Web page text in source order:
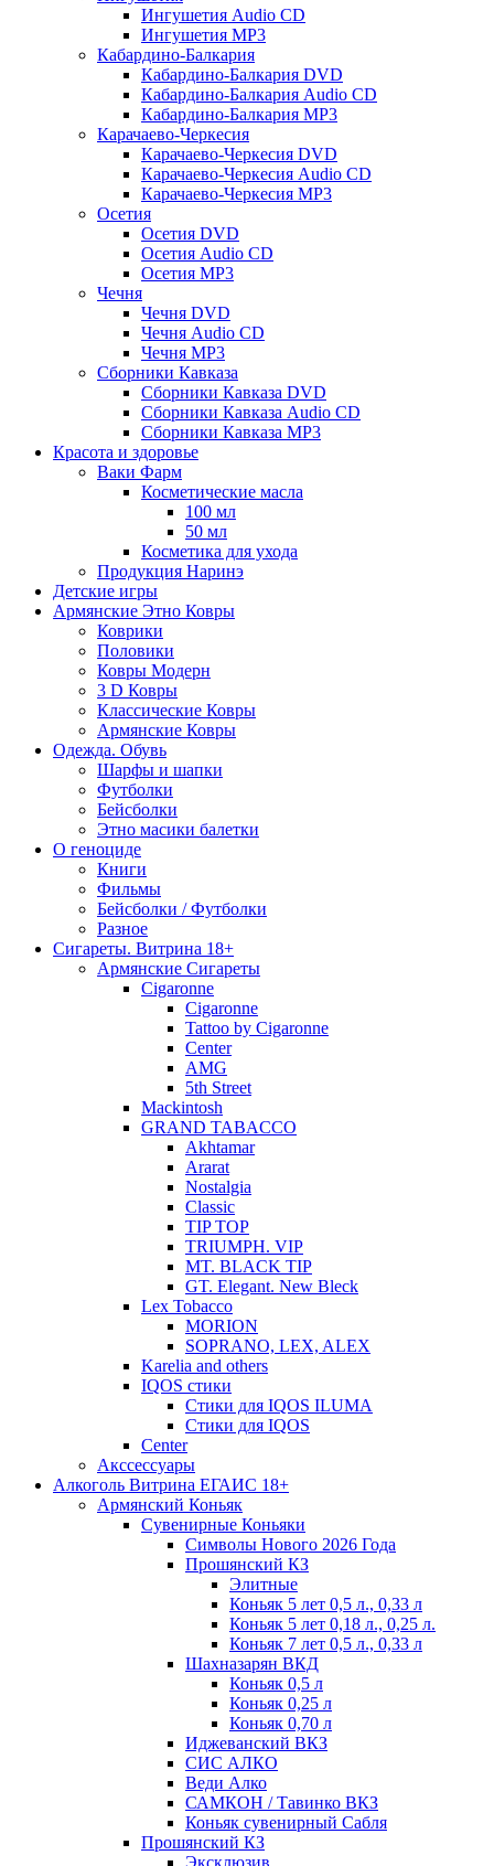
Ингушетия Audio CD
Ингушетия MP3
Кабардино-Балкария
Кабардино-Балкария DVD
Кабардино-Балкария Audio CD
Кабардино-Балкария MP3
Карачаево-Черкесия
Карачаево-Черкесия DVD
Карачаево-Черкесия Audio CD
Карачаево-Черкесия MP3
Осетия
Осетия DVD
Осетия Audio CD
Осетия MP3
Чечня
Чечня DVD
Чечня Audio CD
Чечня MP3
Сборники Кавказа
Сборники Кавказа DVD
Сборники Кавказа Audio CD
Сборники Кавказа MP3
Красота и здоровье
Ваки Фарм
Косметические масла
100 мл
50 мл
Косметика для ухода
Продукция Наринэ
Детские игры
Армянские Этно Ковры
Коврики
Половики
Ковры Модерн
3 D Ковры
Классические Ковры
Армянские Ковры
Одежда. Обувь
Шарфы и шапки
Футболки
Бейсболки
Этно масики балетки
О геноциде
Книги
Фильмы
Бейсболки / Футболки
Разное
Сигареты. Витрина 18+
Армянские Сигареты
Cigaronne
Cigaronne
Tattoo by Cigaronne
Center
AMG
5th Street
Mackintosh
GRAND TABACCO
Akhtamar
Ararat
Nostalgia
Classic
TIP TOP
TRIUMPH. VIP
MT. BLACK TIP
GT. Elegant. New Bleck
Lex Tobacco
MORION
SOPRANO, LEX, ALEX
Karelia and others
IQOS стики
Стики для IQOS ILUMA
Стики для IQOS
Сenter
Акссессуары
Алкоголь Витрина ЕГАИС 18+
Армянский Коньяк
Сувенирные Коньяки
Символы Нового 2026 Года
Прошянский КЗ
Элитные
Коньяк 5 лет 0,5 л., 0,33 л
Коньяк 5 лет 0,18 л., 0,25 л.
Коньяк 7 лет 0,5 л., 0,33 л
Шахназарян ВКД
Коньяк 0,5 л
Коньяк 0,25 л
Коньяк 0,70 л
Иджеванский ВКЗ
СИС АЛКО
Веди Алко
САМКОН / Тавинко ВКЗ
Коньяк сувенирный Сабля
Прошянский КЗ
Эксклюзив